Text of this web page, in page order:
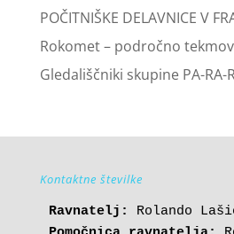
POČITNIŠKE DELAVNICE V
Rokomet – področno
Gledališčniki skupine PA-RA-
Kontaktne številke
Ravnatelj: